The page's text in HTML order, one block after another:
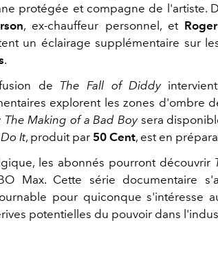
protégée et compagne de l'artiste.
, ex-chauffeur personnel, et
un éclairage supplémentaire sur
.
de The Fall of Diddy
explorent les zones d'ombre
The Making of a Bad Boysera
It, produit par 50 Cent, est en
les abonnés pourront découvrir
Max. Cette série documentaire
pour quiconque s'intéresse
potentielles du pouvoir dans